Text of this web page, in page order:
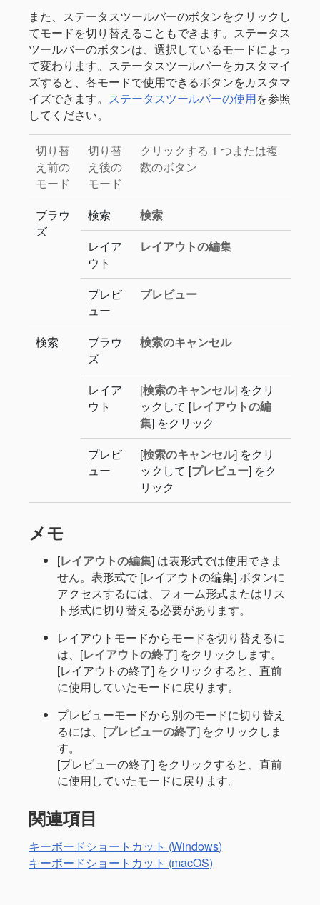
また、ステータスツールバーのボタンをクリックし
てモードを切り替えることもできます。ステータス
ツールバーのボタンは、選択しているモードによっ
て変わります。ステータスツールバーをカスタマイ
ズすると、各モードで使用できるボタンをカスタマ
イズできます。 ステータスツールバーの使用を参照
してください。
切り替
え前の
モード
切り替
え後の
モード
クリックする 1 つまたは複
数のボタン
ブラウ
ズ
検索
検索
レイア
ウト
レイアウトの編集
プレビ
ュー
プレビュー
検索
ブラウ
ズ
検索のキャンセル
レイア
ウト
[検索のキャンセル] をクリ
ックして [レイアウトの編
集] をクリック
プレビ
ュー
[検索のキャンセル] をクリ
ックして [プレビュー] をク
リック
メモ
[レイアウトの編集] は表形式では使用できま
せん。表形式で [レイアウトの編集] ボタンに
アクセスするには、フォーム形式またはリス
ト形式に切り替える必要があります。
レイアウトモードからモードを切り替えるに
は、[レイアウトの終了] をクリックします。
[レイアウトの終了] をクリックすると、直前
に使用していたモードに戻ります。
プレビューモードから別のモードに切り替え
るには、[プレビューの終了] をクリックしま
す。
[プレビューの終了] をクリックすると、直前
に使用していたモードに戻ります。
関連項目
キーボードショートカット (Windows)
キーボードショートカット (macOS)